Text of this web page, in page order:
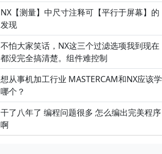
NX【测量】中尺寸注释可【平行于屏幕】的
发现
不怕大家笑话，NX这三个过滤选项我到现在
都没完全搞清楚。组件难控制
想从事机加工行业 MASTERCAM和NX应该学
哪个？
干了八年了 编程问题很多 怎么编出完美程序
啊